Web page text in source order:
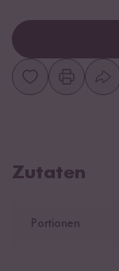
Zutaten
Portionen